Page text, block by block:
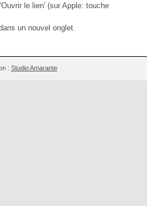
le lien' (sur Apple: touche
un nouvel onglet.
: Studio Amarante